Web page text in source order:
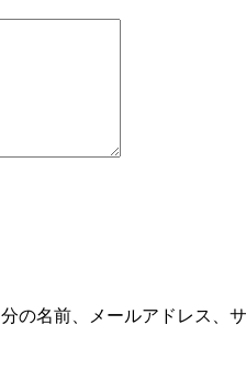
の名前、メールアドレス、サ